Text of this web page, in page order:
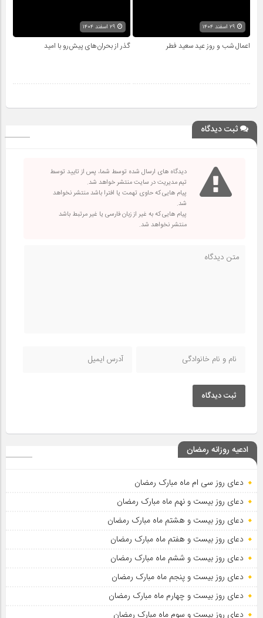
اعمال شب و روز عید سعید فطر گذر از بحران‌های پیش‌رو با امید
ثبت دیدگاه
دیدگاه های ارسال شده توسط شما، پس از تایید توسط
تیم مدیریت در سایت منتشر خواهد شد.
پیام هایی که حاوی تهمت یا افترا باشد منتشر نخواهد
شد.
پیام هایی که به غیر از زبان فارسی یا غیر مرتبط باشد
منتشر نخواهد شد.
ثبت دیدگاه
ادعیه روزانه رمضان
دعای روز سی ام ماه مبارک رمضان
دعای روز بیست و نهم ماه مبارک رمضان
دعای روز بیست و هشتم ماه مبارک رمضان
دعای روز بیست و هفتم ماه مبارک رمضان
دعای روز بیست و ششم ماه مبارک رمضان
دعای روز بیست و پنجم ماه مبارک رمضان
دعای روز بیست و چهارم ماه مبارک رمضان
دعای روز بیست و سوم ماه مبارک رمضان